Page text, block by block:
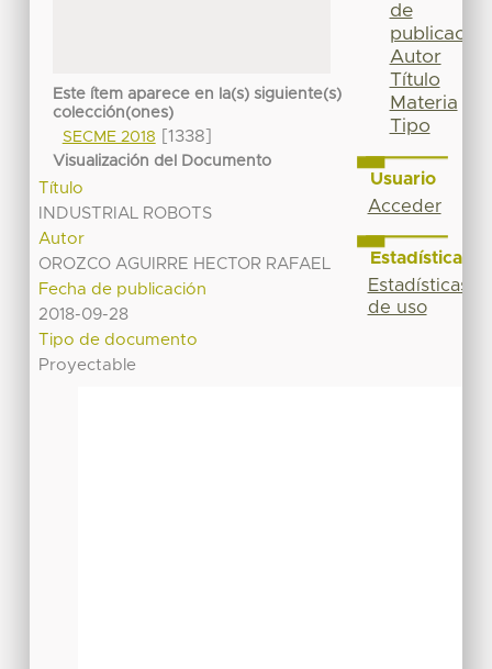
Este ítem aparece en la(s) siguiente(s)
colección(ones)
SECME 2018
[1338]
Visualización del Documento
Título
INDUSTRIAL ROBOTS
Autor
OROZCO AGUIRRE HECTOR RAFAEL
Fecha de publicación
2018-09-28
Tipo de documento
Proyectable
de
publicación
Autor
Título
Materia
Tipo
Usuario
Acceder
Estadísticas
Estadísticas
de uso